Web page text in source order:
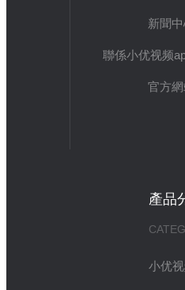
新聞
聯係小优视频
官方
產品
小优